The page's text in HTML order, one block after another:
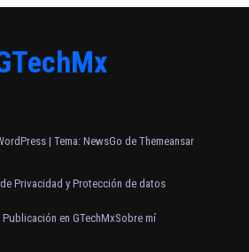
| Tema: NewsGo de Themeansar
Privacidad y Protección de datos
en GTechMxSobre mí